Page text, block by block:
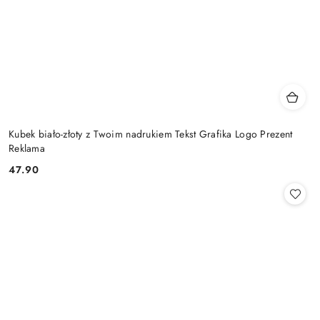
Kubek biało-złoty z Twoim nadrukiem Tekst Grafika Logo Prezent
Reklama
Cena:
47.90